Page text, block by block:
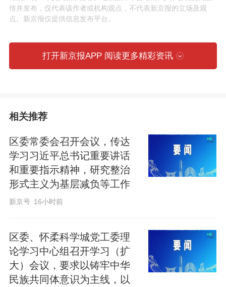
张强强调，要进一步增强党性修养。区委
部深刻领悟树牢正确政绩观的重要意义，
坚定拥护“两个确立”、坚决做到“两个维
行，把学习成果转化为推动高质量发展的
持问题导向，动态管理、及时更新问题清
单，切实把问题改彻底、改到位。扎实做
好新官不理旧账突出问题集中整治，开展
好解决历史遗留问题攻坚行动和“下基层、
积极回应民生关切。坚持“当下改”和“长久
立”相结合，完善管理监督各项制度，形成
抓源治本长效机制。
传并发布，仅代表该作者或机构观点，不代表新京报的立场及观
点。新京报仅提供信息发布平台。
打开新京报APP 阅读更多精彩资讯
相关推荐
区委常委会召开会议，传达
学习习近平总书记重要讲话
和重要指示精神，研究整治
形式主义为基层减负等工作
新京号 16小时前
区委、怀柔科学城党工委理
论学习中心组召开学习（扩
大）会议，要求以铸牢中华
民族共同体意识为主线，以